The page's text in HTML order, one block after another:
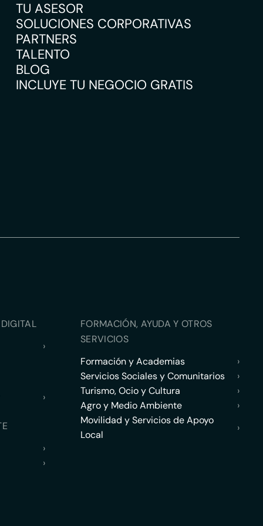
TU ASESOR
SOLUCIONES CORPORATIVAS
PARTNERS
TALENTO
BLOG
INCLUYE TU NEGOCIO GRATIS
›
›
›
›
FORMACIÓN, AYUDA Y OTROS
SERVICIOS
Formación y Academias
›
Servicios Sociales y Comunitarios
›
Turismo, Ocio y Cultura
›
Agro y Medio Ambiente
›
Movilidad y Servicios de Apoyo
Local
›